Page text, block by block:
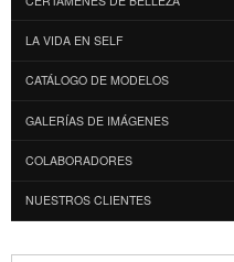
LA VIDA EN SELF
CATÁLOGO DE MODELOS
GALERÍAS DE IMÁGENES
COLABORADORES
NUESTROS CLIENTES